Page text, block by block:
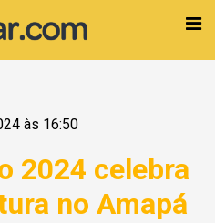
às 16:50
2024 celebra
no Amapá